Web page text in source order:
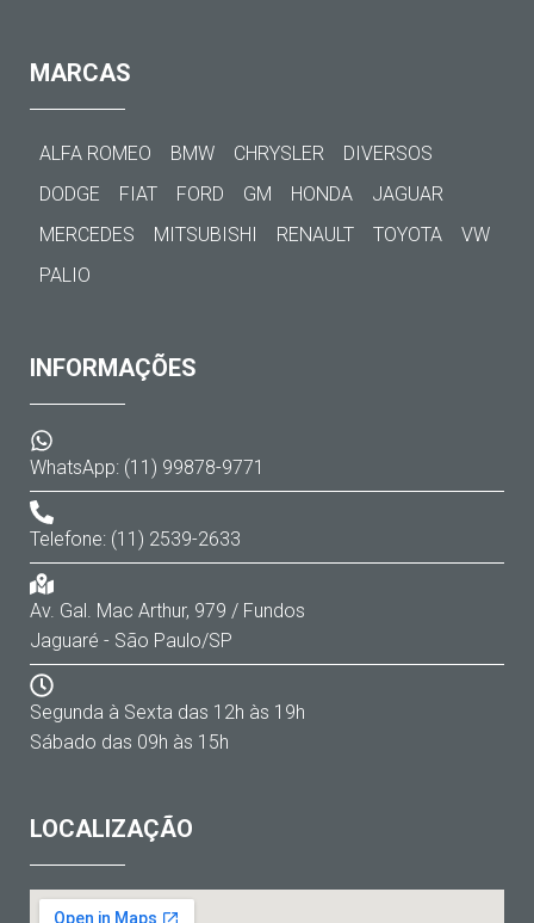
MARCAS
ALFA ROMEO BMW CHRYSLER
DIVERSOS
DODGE
FIAT FORD GM HONDA
JAGUAR
MERCEDES
MITSUBISHI RENAULT TOYOTA
VW
PALIO
INFORMAÇÕES
WhatsApp: (11) 99878-9771
Telefone: (11) 2539-2633
Av. Gal. Mac Arthur, 979 / Fundos
Jaguaré - São Paulo/SP
Segunda à Sexta das 12h às 19h
Sábado das 09h às 15h
LOCALIZAÇÃO